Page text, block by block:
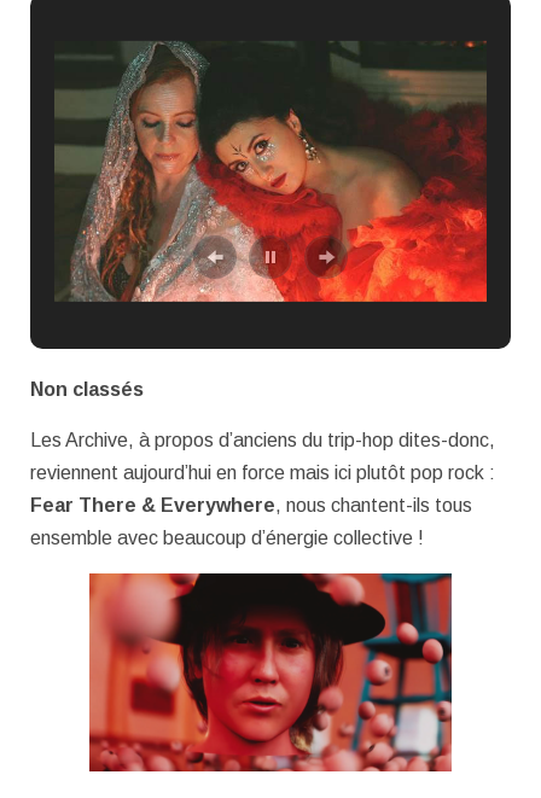
Non classés
Les Archive, à propos d’anciens du trip-hop dites-donc,
reviennent aujourd’hui en force mais ici plutôt pop rock :
Fear There & Everywhere, nous chantent-ils tous
ensemble avec beaucoup d’énergie collective !